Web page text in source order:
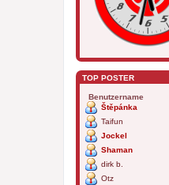
TOP POSTER
Benutzername
Štěpánka
Taifun
Jockel
Shaman
dirk b.
Otz